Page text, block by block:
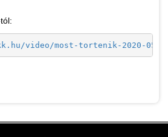
video/most-tortenik-2020-05-